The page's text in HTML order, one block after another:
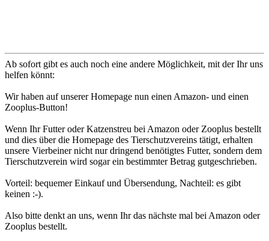
Ab sofort gibt es auch noch eine andere Möglichkeit, mit der Ihr uns
helfen könnt:
Wir haben auf unserer Homepage nun einen Amazon- und einen
Zooplus-Button!
Wenn Ihr Futter oder Katzenstreu bei Amazon oder Zooplus bestellt
und dies über die Homepage des Tierschutzvereins tätigt, erhalten
unsere Vierbeiner nicht nur dringend benötigtes Futter, sondern dem
Tierschutzverein wird sogar ein bestimmter Betrag gutgeschrieben.
Vorteil: bequemer Einkauf und Übersendung, Nachteil: es gibt
keinen :-).
Also bitte denkt an uns, wenn Ihr das nächste mal bei Amazon oder
Zooplus bestellt.